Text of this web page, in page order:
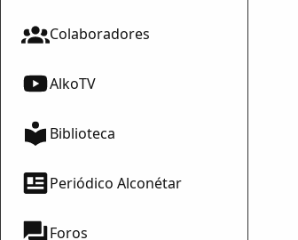
Colaboradores
AlkoTV
Biblioteca
Periódico Alconétar
Foros